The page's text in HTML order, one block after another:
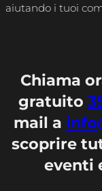
aiutando i tuoi
Chiama
gratuito
mail a
scoprire
eventi